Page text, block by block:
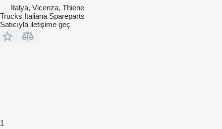
İtalya, Vicenza, Thiene
Trucks Italiana Spareparts
Satıcıyla iletişime geç
1